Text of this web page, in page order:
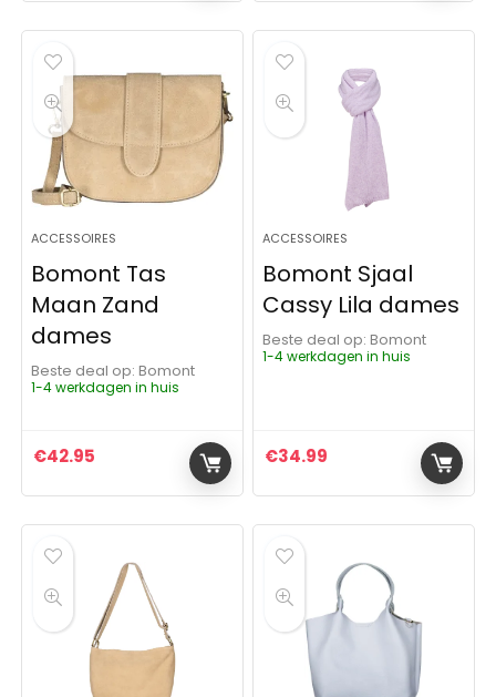
ACCESSOIRES
Bomont Tas
Maan Zand
dames
Beste deal op:
Bomont
1-4 werkdagen in huis
€42.95
ACCESSOIRES
Bomont Sjaal
Cassy Lila dames
Beste deal op:
Bomont
1-4 werkdagen in huis
€34.99